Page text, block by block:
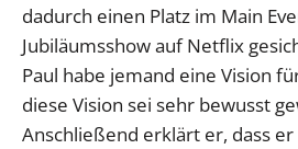
dadurch einen Platz im Main
Jubiläumsshow auf Netflix
Paul habe jemand eine Vision
diese Vision sei sehr bewusst
Anschließend erklärt er, dass